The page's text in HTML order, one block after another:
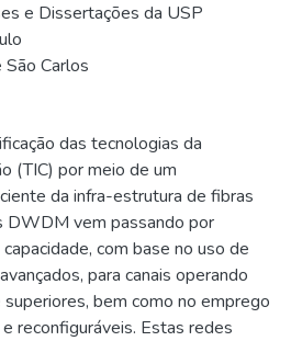
e Dissertações da USP
São Carlos
das tecnologias da
(TIC) por meio de um
da infra-estrutura de fibras
DWDM vem passando por
com base no uso de
para canais operando
bem como no emprego
reconfiguráveis. Estas redes